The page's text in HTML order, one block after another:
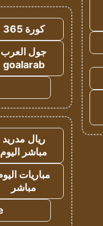
كورة 365
جول العرب
goalarab
ريال مدريد
مباشر اليوم
مباريات
مباشر